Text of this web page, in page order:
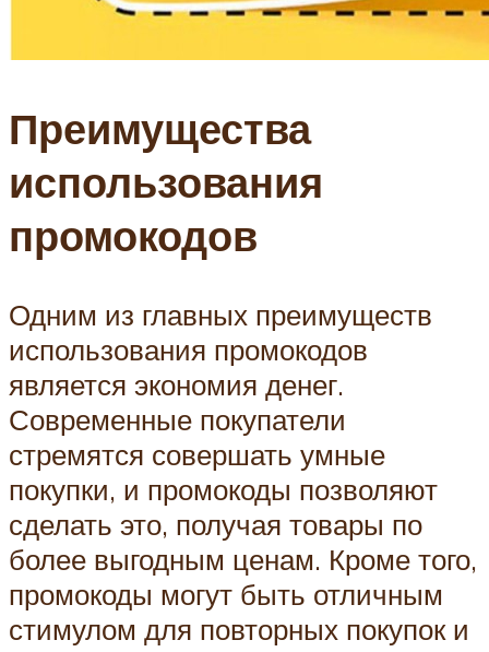
Преимущества
использования
промокодов
Одним из главных преимуществ
использования промокодов
является экономия денег.
Современные покупатели
стремятся совершать умные
покупки, и промокоды позволяют
сделать это, получая товары по
более выгодным ценам. Кроме того,
промокоды могут быть отличным
стимулом для повторных покупок и